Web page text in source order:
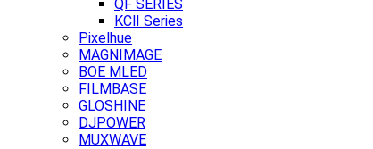
QF SERIES
KCⅡ Series
Pixelhue
MAGNIMAGE
BOE MLED
FILMBASE
GLOSHINE
DJPOWER
MUXWAVE